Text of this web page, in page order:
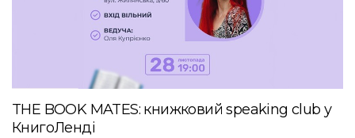
THE BOOK MATES: книжковий speaking club у
КнигоЛенді